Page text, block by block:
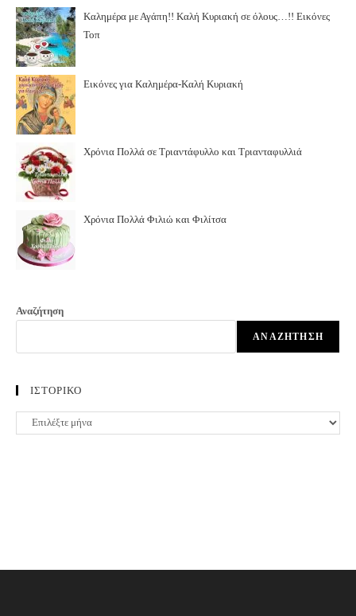
Καλημέρα με Αγάπη!! Καλή Κυριακή σε όλους…!! Εικόνες
Τοπ
Εικόνες για Καλημέρα-Καλή Κυριακή
Χρόνια Πολλά σε Τριαντάφυλλο και Τριανταφυλλιά
Χρόνια Πολλά Φιλιώ και Φιλίτσα
Αναζήτηση
ΑΝΑΖΉΤΗΣΗ
ΙΣΤΟΡΙΚΟ
ΙΣΤΟΡΙΚΟ